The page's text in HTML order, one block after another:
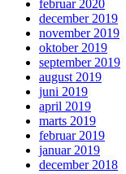
februar 2020
december 2019
november 2019
oktober 2019
september 2019
august 2019
juni 2019
april 2019
marts 2019
februar 2019
januar 2019
december 2018